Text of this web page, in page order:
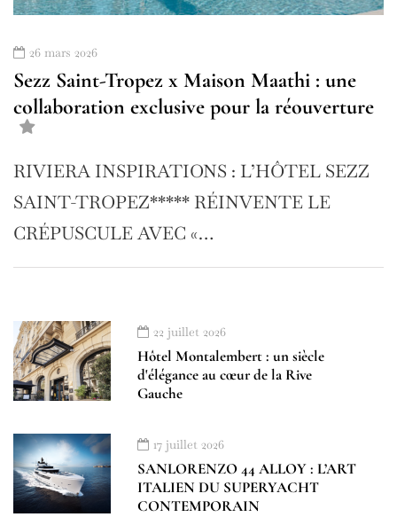
26 mars 2026
Sezz Saint-Tropez x Maison Maathi : une
collaboration exclusive pour la réouverture
RIVIERA INSPIRATIONS : L’HÔTEL SEZZ
SAINT-TROPEZ***** RÉINVENTE LE
CRÉPUSCULE AVEC «…
22 juillet 2026
Hôtel Montalembert : un siècle
d'élégance au cœur de la Rive
Gauche
17 juillet 2026
SANLORENZO 44 ALLOY : L’ART
ITALIEN DU SUPERYACHT
CONTEMPORAIN